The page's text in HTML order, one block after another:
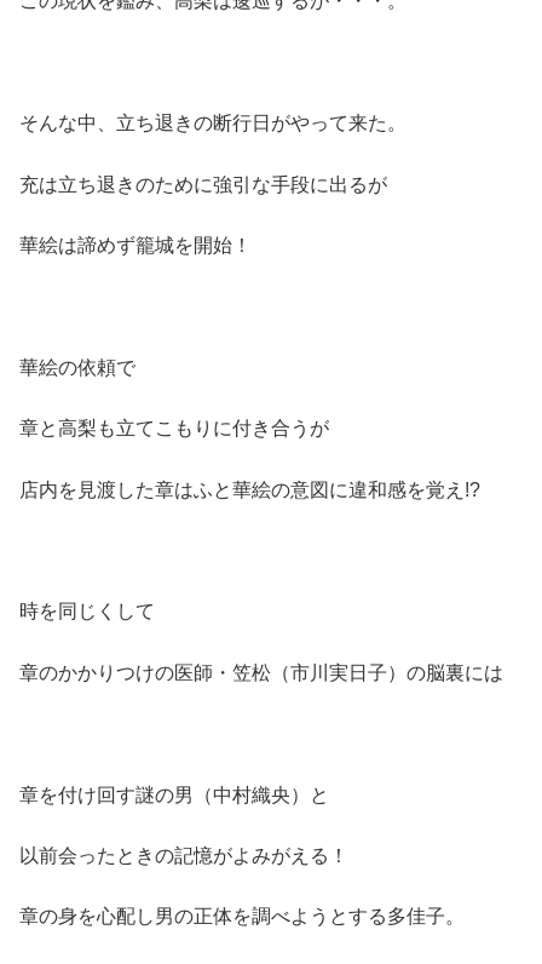
そんな中、立ち退きの断行日がやって来た。
充は立ち退きのために強引な手段に出るが
華絵は諦めず籠城を開始！
華絵の依頼で
章と高梨も立てこもりに付き合うが
店内を見渡した章はふと華絵の意図に違和感を覚え!?
時を同じくして
章のかかりつけの医師・笠松（市川実日子）の脳裏には
章を付け回す謎の男（中村織央）と
以前会ったときの記憶がよみがえる！
章の身を心配し男の正体を調べようとする多佳子。